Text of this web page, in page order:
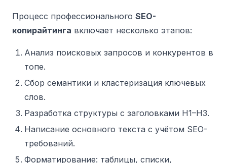
Процесс профессионального SEO-
копирайтинга включает несколько этапов:
Анализ поисковых запросов и конкурентов в
топе.
Сбор семантики и кластеризация ключевых
слов.
Разработка структуры с заголовками H1–H3.
Написание основного текста с учётом SEO-
требований.
Форматирование: таблицы, списки,